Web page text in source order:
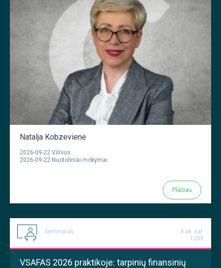
Natalja Kobzevienė
2026-09-22 Vilnius
2026-09-22 Nuotoliniai mokymai
Plačiau
Seminaras
4 ak. val.
120€
VSAFAS 2026 praktikoje: tarpinių finansinių